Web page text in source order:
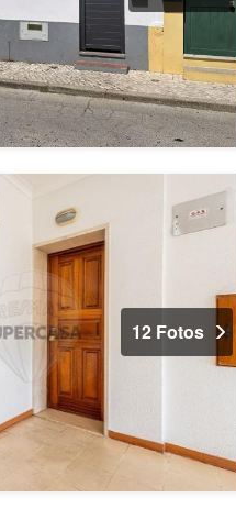
12 Fotos